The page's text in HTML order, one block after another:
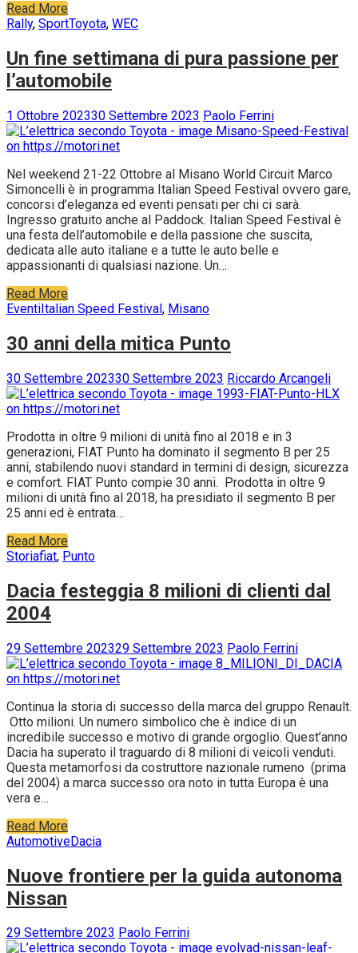
Read More
Rally, SportToyota, WEC
Un fine settimana di pura passione per
l’automobile
1 Ottobre 202330 Settembre 2023 Paolo Ferrini
Nel weekend 21-22 Ottobre al Misano World Circuit Marco
Simoncelli è in programma Italian Speed Festival ovvero gare,
concorsi d’eleganza ed eventi pensati per chi ci sarà.
Ingresso gratuito anche al Paddock. Italian Speed Festival è
una festa dell’automobile e della passione che suscita,
dedicata alle auto italiane e a tutte le auto belle e
appassionanti di qualsiasi nazione. Un…
Read More
EventiItalian Speed Festival, Misano
30 anni della mitica Punto
30 Settembre 202330 Settembre 2023 Riccardo Arcangeli
Prodotta in oltre 9 milioni di unità fino al 2018 e in 3
generazioni, FIAT Punto ha dominato il segmento B per 25
anni, stabilendo nuovi standard in termini di design, sicurezza
e comfort. FIAT Punto compie 30 anni. Prodotta in oltre 9
milioni di unità fino al 2018, ha presidiato il segmento B per
25 anni ed è entrata…
Read More
Storiafiat, Punto
Dacia festeggia 8 milioni di clienti dal
2004
29 Settembre 202329 Settembre 2023 Paolo Ferrini
Continua la storia di successo della marca del gruppo Renault.
Otto milioni. Un numero simbolico che è indice di un
incredibile successo e motivo di grande orgoglio. Quest’anno
Dacia ha superato il traguardo di 8 milioni di veicoli venduti.
Questa metamorfosi da costruttore nazionale rumeno (prima
del 2004) a marca successo ora noto in tutta Europa è una
vera e…
Read More
AutomotiveDacia
Nuove frontiere per la guida autonoma
Nissan
29 Settembre 2023 Paolo Ferrini